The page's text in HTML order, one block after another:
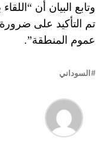
وتابع البيان أن
تم التأكيد على
عموم المنطقة”.
السوداني